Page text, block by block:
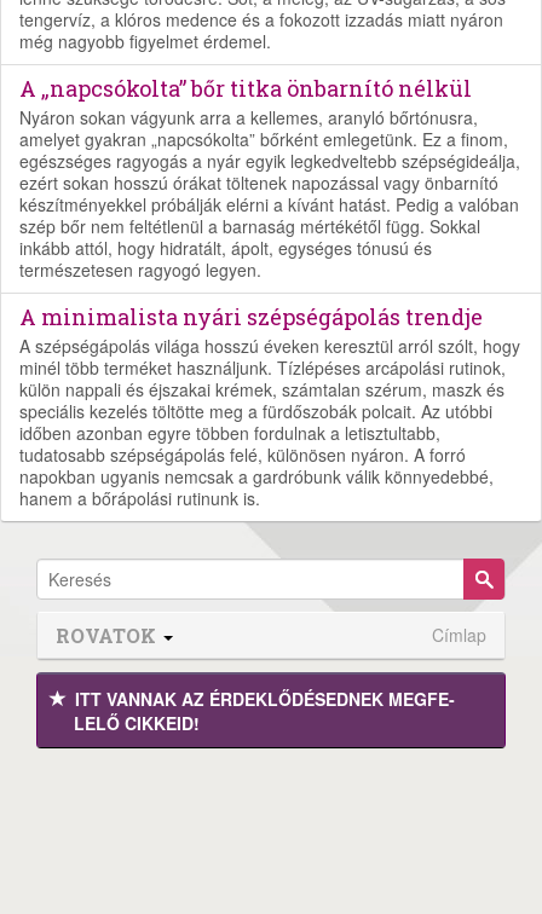
tengervíz, a klóros medence és a fokozott izzadás miatt nyáron
még nagyobb figyelmet érdemel.
A „napcsókolta” bőr titka önbarnító nélkül
Nyáron sokan vágyunk arra a kellemes, aranyló bőrtónusra,
amelyet gyakran „napcsókolta” bőrként emlegetünk. Ez a finom,
egészséges ragyogás a nyár egyik legkedveltebb szépségideálja,
ezért sokan hosszú órákat töltenek napozással vagy önbarnító
készítményekkel próbálják elérni a kívánt hatást. Pedig a valóban
szép bőr nem feltétlenül a barnaság mértékétől függ. Sokkal
inkább attól, hogy hidratált, ápolt, egységes tónusú és
természetesen ragyogó legyen.
A minimalista nyári szépségápolás trendje
A szépségápolás világa hosszú éveken keresztül arról szólt, hogy
minél több terméket használjunk. Tízlépéses arcápolási rutinok,
külön nappali és éjszakai krémek, számtalan szérum, maszk és
speciális kezelés töltötte meg a fürdőszobák polcait. Az utóbbi
időben azonban egyre többen fordulnak a letisztultabb,
tudatosabb szépségápolás felé, különösen nyáron. A forró
napokban ugyanis nemcsak a gardróbunk válik könnyedebbé,
hanem a bőrápolási rutinunk is.
ROVATOK Címlap
ITT VANNAK AZ ÉRDEK­LŐDÉ­SEDNEK MEGFE­
LELŐ CIKKEID!